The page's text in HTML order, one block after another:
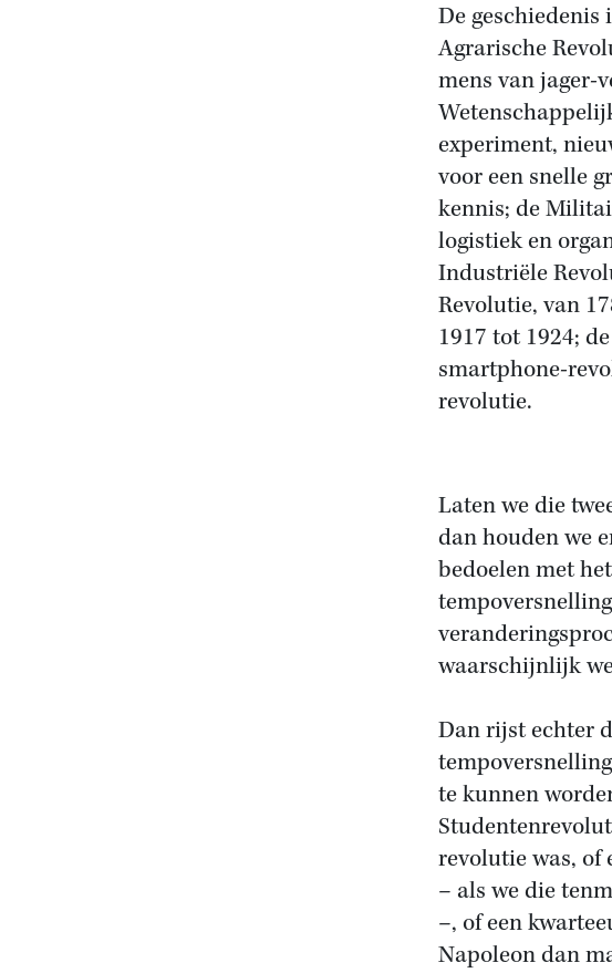
De geschiedenis
Agrarische
mens van jager-
experiment,
voor een snelle
kennis; de
logistiek en
Industriële
Revolutie, van
1917 tot 1924;
smartphone-
revolutie.
Laten we die
dan houden we
bedoelen met
waarschijnlijk
Dan rijst echter
te kunnen
revolutie was, of
– als we die
–, of een
Napoleon dan